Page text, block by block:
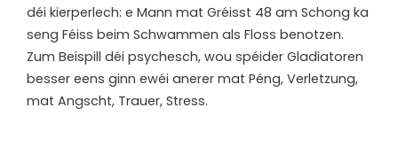
déi kierperlech: e Mann mat Gréisst 48 am Schong ka
seng Féiss beim Schwammen als Floss benotzen.
Zum Beispill déi psychesch, wou spéider Gladiatoren
besser eens ginn ewéi anerer mat Péng, Verletzung,
mat Angscht, Trauer, Stress.